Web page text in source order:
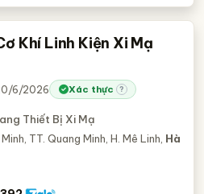
Khí Linh Kiện Xi Mạ
6/2026 Xác thực ?
Thiết Bị Xi Mạ
TT. Quang Minh, H. Mê Linh, Hà